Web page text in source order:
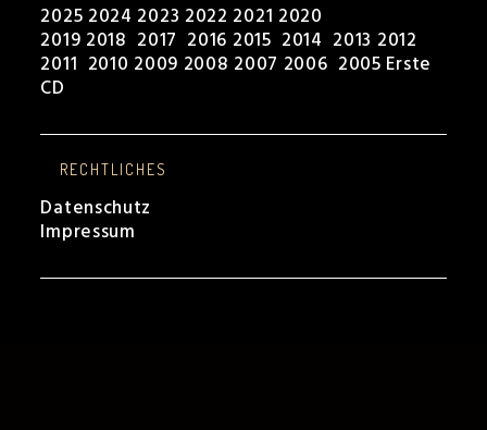
2025 2024 2023 2022 2021 2020
2019 2018 2017 2016 2015 2014 2013 2012
2011 2010 2009 2008 2007 2006 2005 Erste
CD
RECHTLICHES
Datenschutz
Impressum